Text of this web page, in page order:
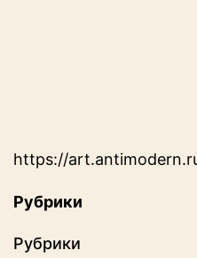
https://
Рубрики
Рубрики